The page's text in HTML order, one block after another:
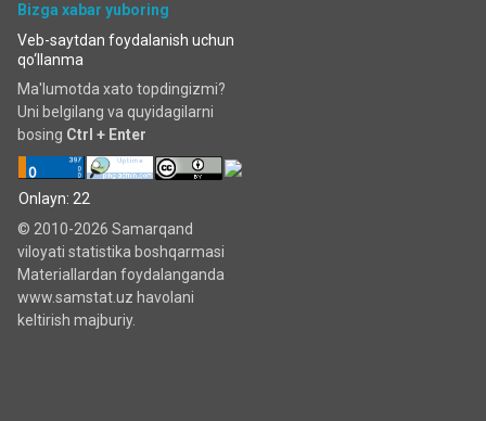
Bizga xabar yuboring
Veb-saytdan foydalanish uchun
qo‘llanma
Ma'lumotda xato topdingizmi?
Uni belgilang va quyidagilarni
bosing Ctrl + Enter
Onlayn: 22
© 2010-2026 Samarqand
viloyati statistika boshqarmasi
Materiallardan foydalanganda
www.samstat.uz havolani
keltirish majburiy.